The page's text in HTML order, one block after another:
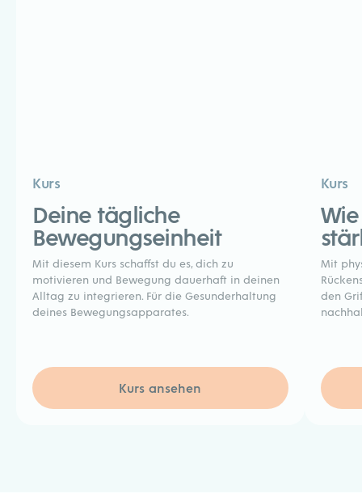
Kurs
Deine tägliche
Bewegungseinheit
Mit diesem Kurs schaffst du es, dich zu
motivieren und Bewegung dauerhaft in deinen
Alltag zu integrieren. Für die Gesunderhaltung
deines Bewegungs­apparates.
Kurs ansehen
Kurs
Mit
den